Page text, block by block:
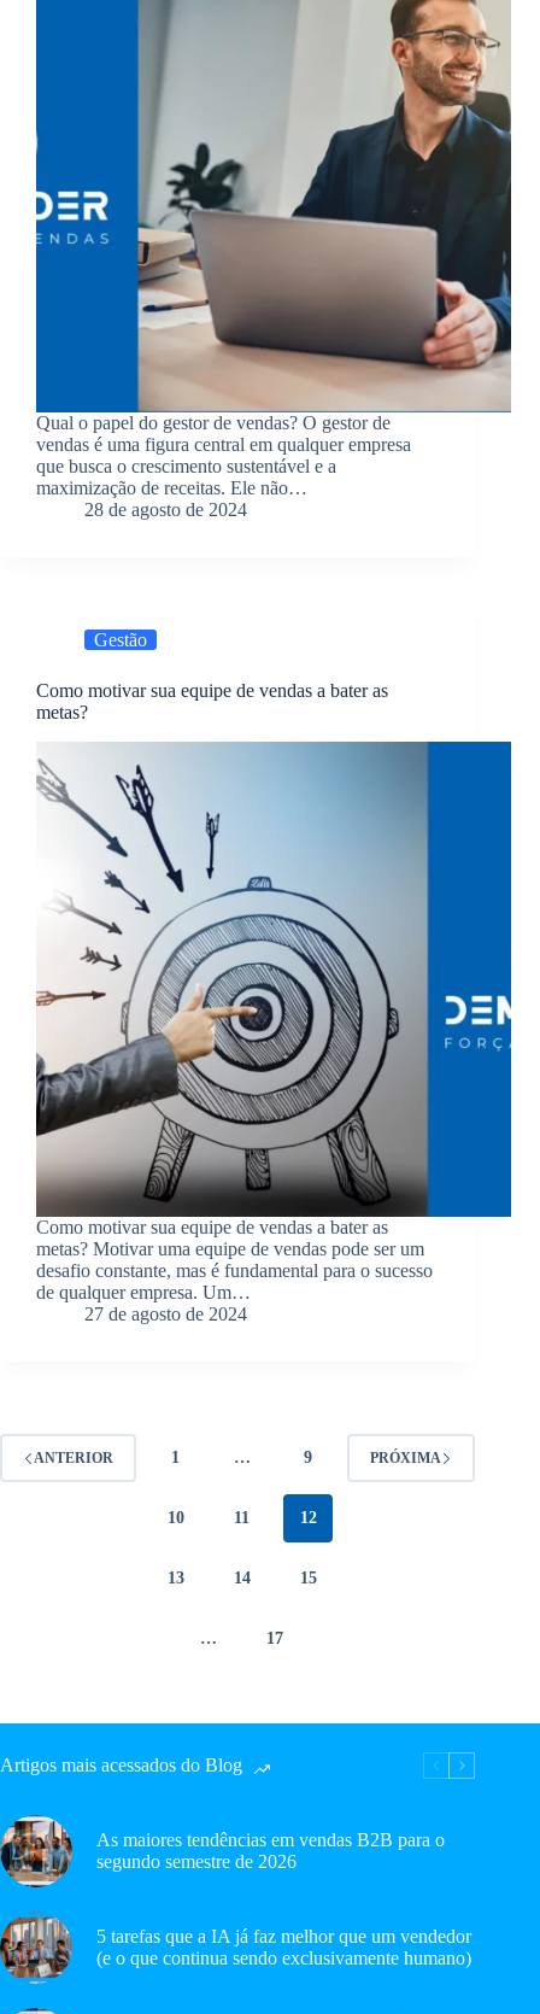
Qual o papel do gestor de vendas? O gestor de
vendas é uma figura central em qualquer empresa
que busca o crescimento sustentável e a
maximização de receitas. Ele não…
28 de agosto de 2024
Gestão
Como motivar sua equipe de vendas a bater as
metas?
Como motivar sua equipe de vendas a bater as
metas? Motivar uma equipe de vendas pode ser um
desafio constante, mas é fundamental para o sucesso
de qualquer empresa. Um…
27 de agosto de 2024
ANTERIOR 1 … 9
10 11 12
13 14 15
… 17
PRÓXIMA
Artigos mais acessados do Blog
As maiores tendências em vendas B2B para o
segundo semestre de 2026
5 tarefas que a IA já faz melhor que um vendedor
(e o que continua sendo exclusivamente humano)